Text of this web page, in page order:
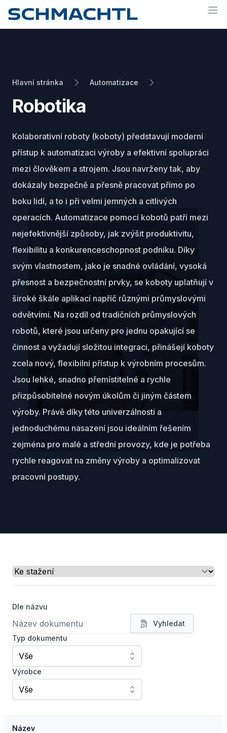
Hlavní stránka Automatizace
Robotika
Kolaborativní roboty (koboty) představují moderní
přístup k automatizaci výroby a efektivní spolupráci
mezi člověkem a strojem. Jsou navrženy tak, aby
dokázaly bezpečně a přesně pracovat přímo po
boku lidí, a to i při velmi jemných a citlivých
operacích. Automatizace pomocí kobotů patří mezi
nejefektivnější způsoby, jak zvýšit produktivitu,
flexibilitu a konkurenceschopnost podniku. Díky
svým vlastnostem, jako je snadné ovládání, vysoká
přesnost a bezpečnostní prvky, se koboty uplatňují v
široké škále aplikací napříč různými průmyslovými
odvětvími. Na rozdíl od tradičních průmyslových
robotů, které jsou určeny pro jednu opakující se
činnost a vyžadují složitou integraci, přinášejí koboty
zcela nový, flexibilní přístup k výrobním procesům.
Jsou lehké, snadno přemístitelné a rychle
přizpůsobitelné novým úkolům či jiným částem
výroby. Právě díky této univerzálnosti a
jednoduchému nasazení jsou ideálním řešením
zejména pro malé a střední provozy, kde je potřeba
rychle reagovat na změny výroby a optimalizovat
pracovní postupy.
Select a tab
Dle názvu
Vyhledat
Typ dokumentu
Vše
Výrobce
Vše
Název